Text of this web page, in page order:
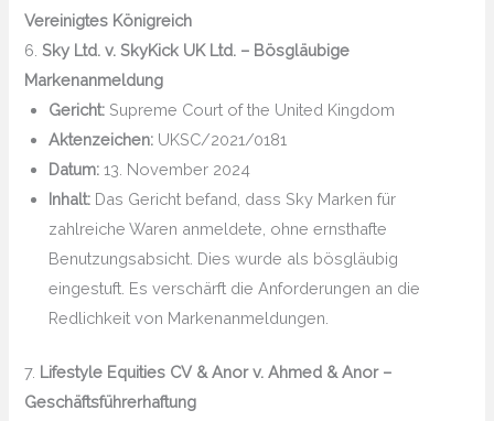
Vereinigtes Königreich
6. Sky Ltd. v. SkyKick UK Ltd. – Bösgläubige
Markenanmeldung
Gericht: Supreme Court of the United Kingdom
Aktenzeichen: UKSC/2021/0181
Datum: 13. November 2024
Inhalt: Das Gericht befand, dass Sky Marken für
zahlreiche Waren anmeldete, ohne ernsthafte
Benutzungsabsicht. Dies wurde als bösgläubig
eingestuft. Es verschärft die Anforderungen an die
Redlichkeit von Markenanmeldungen.
7. Lifestyle Equities CV & Anor v. Ahmed & Anor –
Geschäftsführerhaftung